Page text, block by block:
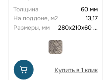
Толщина
60 мм
На поддоне, м2
13,17
Размеры, мм
280х210х60...
Купить в 1 клик